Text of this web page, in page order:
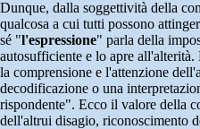
Dunque, dalla soggettività della
qualcosa a cui tutti possono
sé "l'espressione" parla della
autosufficiente e lo apre
la comprensione e l'attenzione
decodificazione o una
rispondente". Ecco il valore della
dell'altrui disagio, riconoscimento